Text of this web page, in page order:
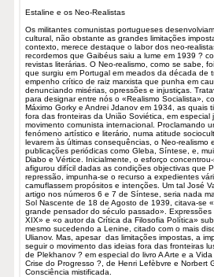
Estaline e os Neo-Realistas
Os militantes comunistas portugueses
cultural, não obstante as grandes limitações
contexto, merece destaque o labor dos neo-
recordemos que Gaibéus saiu a lume em 1939 ?
revistas literárias. O Neo-realismo, como se sabe,
que surgiu em Portugal em meados da década de
empenho crítico de raiz marxista que punha em
denunciando misérias, opressões e injustiças.
para designar entre nós o «Realismo Socialista»,
Máximo Gorky e Andrei Jdanov em 1934, as quais
fora das fronteiras da União Soviética, em
movimento comunista internacional. Proclamando
fenómeno artístico e literário, numa atitude
levarem às últimas consequências, o Neo-realismo
publicações periódicas como Gleba, Síntese, e,
Diabo e Vértice. Inicialmente, o esforço
afigurou difícil dadas as condições objectivas que
repressão, impunha-se o recurso a expedientes
camuflassem propósitos e intenções. Um tal José
artigo nos números 6 e 7 de Síntese, seria nada
Sol Nascente de 18 de Agosto de 1939, citava-se
grande pensador do século passado».
XIX» e «o autor da Crítica da Filosofia Política»
mesmo sucedendo a Lenine, citado com o mais
Ulianov. Mas, apesar das limitações impostas, a
seguir o movimento das ideias fora das fronteiras
de Plekhanov ? em especial do livro A Arte e a
Crise do Progresso ?, de Henri Lefèbvre e Norbert
Consciência mistificada.